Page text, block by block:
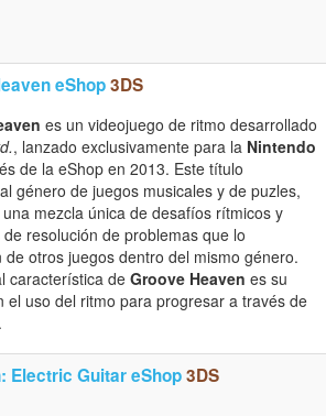
eShop3DS
es un videojuego de ritmo desarrollado
, lanzado exclusivamente para la Nintendo
de la eShop en 2013. Este título
género de juegos musicales y de puzles,
mezcla única de desafíos rítmicos y
de resolución de problemas que lo
de otros juegos dentro del mismo género.
característica de Groove Heaven es su
el uso del ritmo para progresar a través de
Electric Guitar eShop3DS